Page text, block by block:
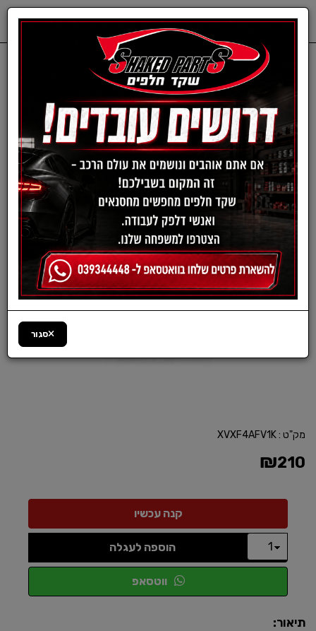
שמנים ותוספים שמנים שמני מנוע לרכב
שמן מנוע 5W30 5 ליטר
VALVOLINE
מק"ט :XVXF4AFV1K
₪210
הוספה לעגלה
ווטסאפ
תיאור:
סגור